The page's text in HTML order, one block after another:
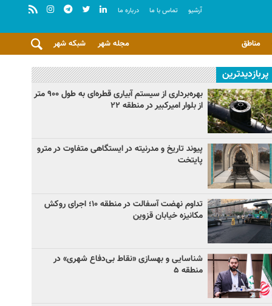
آرشيو تماس با ما درباره ما
مناطق شبکه شهر مجله شهر
پربازدیدترین
بهره‌برداری از سیستم آبیاری قطره‌ای به طول ۹۰۰ متر
از بلوار امیرکبیر در منطقه ۲۲
پیوند تاریخ و مدرنیته در ایستگاهی متفاوت در مترو
پایتخت
تداوم نهضت آسفالت در منطقه ۱۰؛ اجرای روکش
مکانیزه خیابان قزوین
شناسایی و بهسازی «نقاط بی‌دفاع شهری» در
منطقه ۵